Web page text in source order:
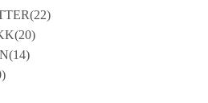
(22)
(20)
(14)